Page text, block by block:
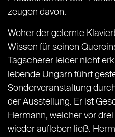
zeugen davon.
Woher der gelernte
Wissen für seinen
Tagscherer leider nicht
lebende Ungarn führt
Sonderveranstaltung
der Ausstellung. Er ist
Hermann, welcher vor
wieder aufleben ließ.